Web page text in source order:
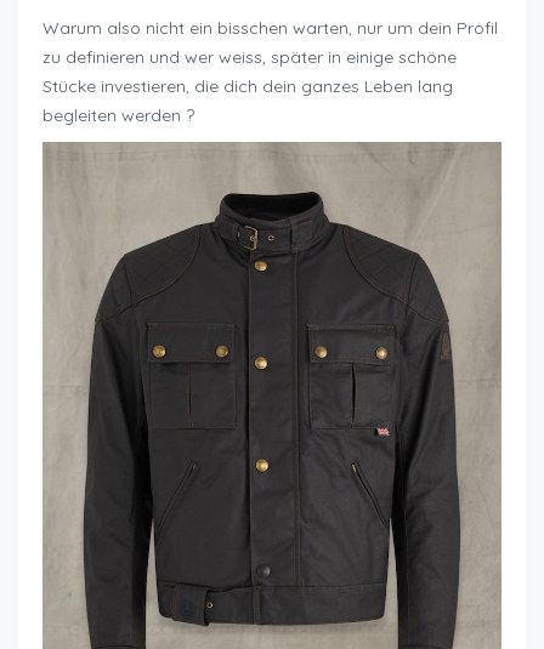
Warum also nicht ein bisschen warten, nur um dein Profil
zu definieren und wer weiss, später in einige schöne
Stücke investieren, die dich dein ganzes Leben lang
begleiten werden ?